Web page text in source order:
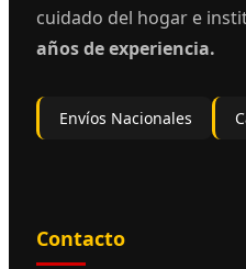
cuidado del hogar e
años de experiencia.
Envíos Nacionales
Contacto